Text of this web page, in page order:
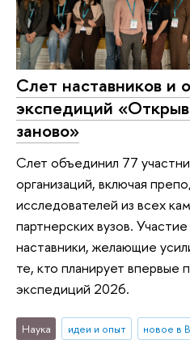
Слет наставников и
экспедиций
заново»
Слет объединил 77
организаций, включая
исследователей из всех
партнерских вузов.
наставники, желающие
те, кто планирует впервые
экспедиций 2026.
Наука идеи и опыт новое в